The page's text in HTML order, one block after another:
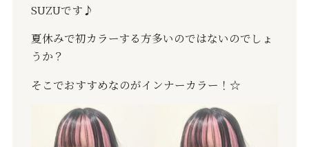
SUZUです♪
夏休みで初カラーする方多いのではないのでしょ
うか？
そこでおすすめなのがインナーカラー！☆